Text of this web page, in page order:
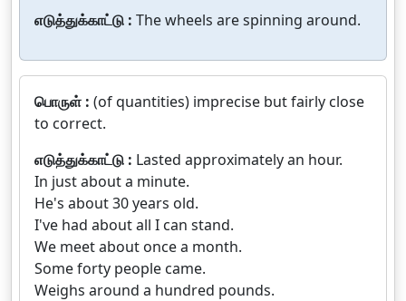
எடுத்துக்காட்டு : The wheels are spinning around.
பொருள் : (of quantities) imprecise but fairly close
to correct.
எடுத்துக்காட்டு : Lasted approximately an hour.
In just about a minute.
He's about 30 years old.
I've had about all I can stand.
We meet about once a month.
Some forty people came.
Weighs around a hundred pounds.